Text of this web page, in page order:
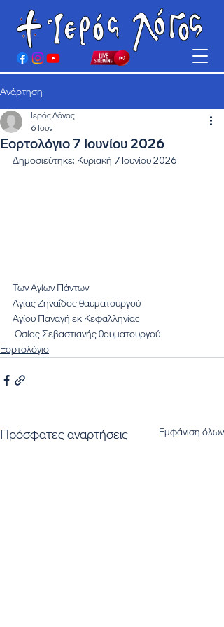
Ανάρτηση
Εορτολόγιο 7 Ιουνίου 2026
Ιερός Λόγος
6 Ιουν
Δημοσιεύτηκε: Κυριακή 7 Ιουνίου 2026
Των Αγίων Πάντων
Αγίας Ζηναΐδος θαυματουργού
Αγίου Παναγή εκ Κεφαλληνίας
Οσίας Σεβαστιανής θαυματουργού
Εορτολόγιο
Πρόσφατες αναρτήσεις Εμφάνιση όλων